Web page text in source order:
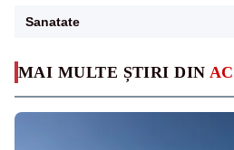
MAI MULTE ȘTIRI DIN
Sanatate